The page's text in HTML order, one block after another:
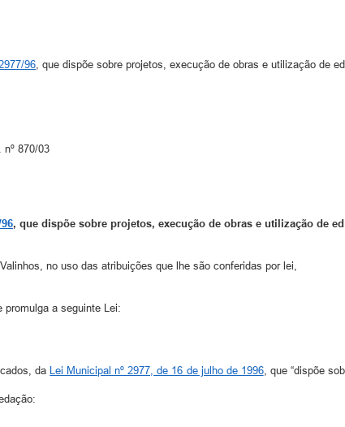
96, que dispõe sobre projetos, execução de obras e utilização de
nº 870/03
, que dispõe sobre projetos, execução de obras e utilização de
no uso das atribuições que lhe são conferidas por lei,
promulga a seguinte Lei:
da Lei Municipal nº 2977, de 16 de julho de 1996, que “dispõe